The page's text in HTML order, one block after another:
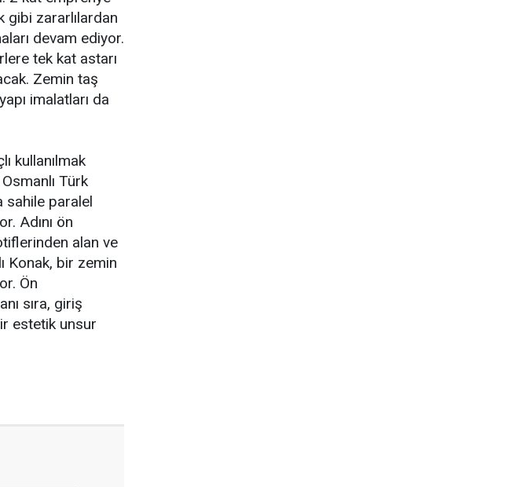
gibi zararlılardan
devam ediyor.
tek kat astarı
Zemin taş
imalatları da
kullanılmak
Türk
sahile paralel
Adını ön
alan ve
Konak, bir zemin
Ön
sıra, giriş
estetik unsur